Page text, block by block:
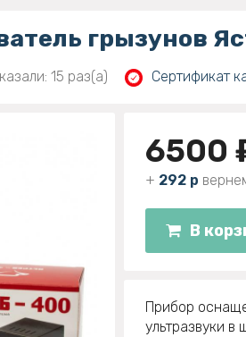
грызунов
15 раз(а) Сертификат
6500
+ 292 р
В
Прибор
ультразвуки в